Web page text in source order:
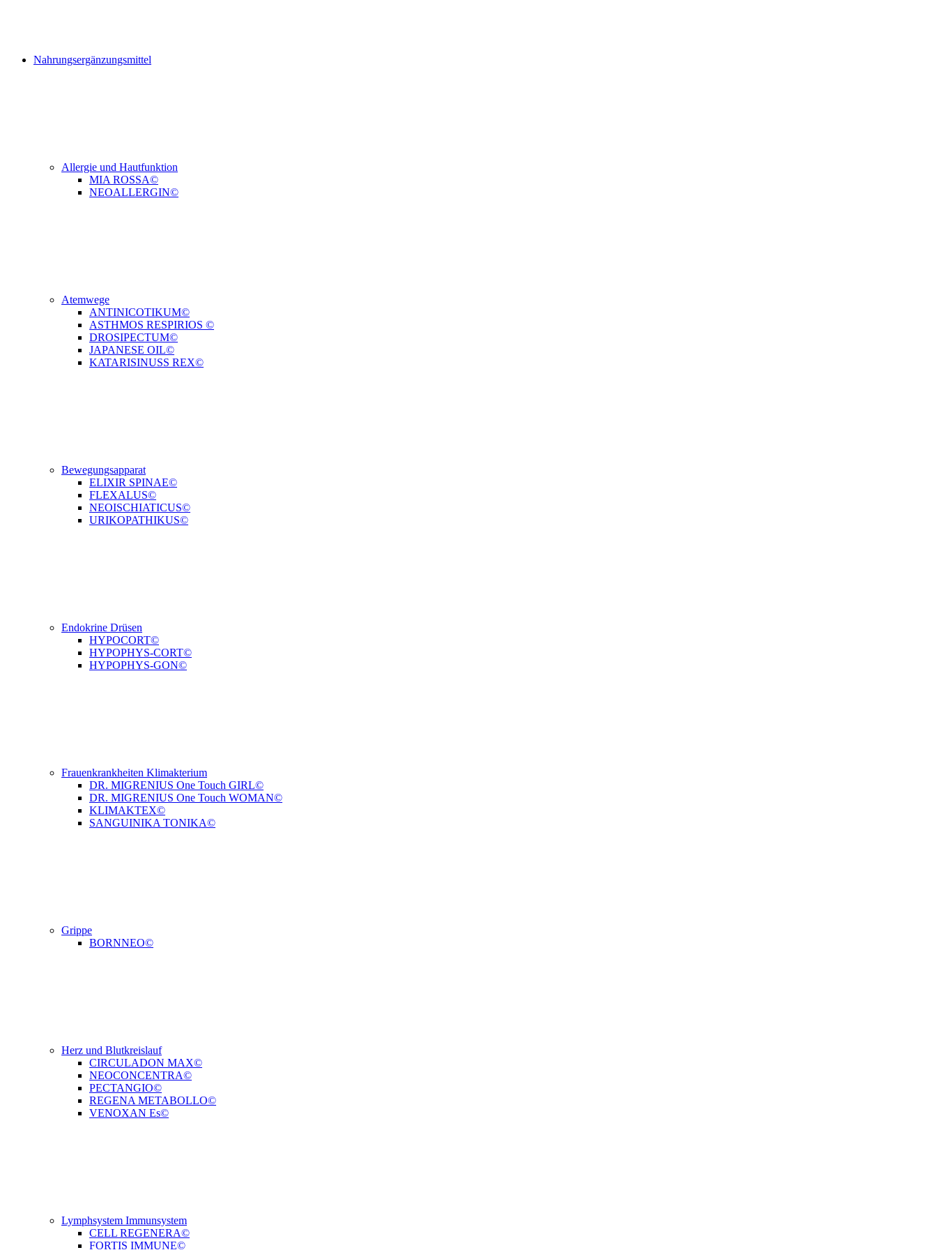
Nahrungsergänzungsmittel
Allergie und Hautfunktion
MIA ROSSA©
NEOALLERGIN©
Atemwege
ANTINICOTIKUM©
ASTHMOS RESPIRIOS ©
DROSIPECTUM©
JAPANESE OIL©
KATARISINUSS REX©
Bewegungsapparat
ELIXIR SPINAE©
FLEXALUS©
NEOISCHIATICUS©
URIKOPATHIKUS©
Endokrine Drüsen
HYPOCORT©
HYPOPHYS-CORT©
HYPOPHYS-GON©
Frauenkrankheiten Klimakterium
DR. MIGRENIUS One Touch GIRL©
DR. MIGRENIUS One Touch WOMAN©
KLIMAKTEX©
SANGUINIKA TONIKA©
Grippe
BORNNEO©
Herz und Blutkreislauf
CIRCULADON MAX©
NEOCONCENTRA©
PECTANGIO©
REGENA METABOLLO©
VENOXAN Es©
Lymphsystem Immunsystem
CELL REGENERA©
FORTIS IMMUNE©